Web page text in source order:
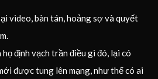
video, bàn tán, hoảng sợ và quyết
định vạch trần điều gì đó, lại có
được tung lên mạng, như thể có ai